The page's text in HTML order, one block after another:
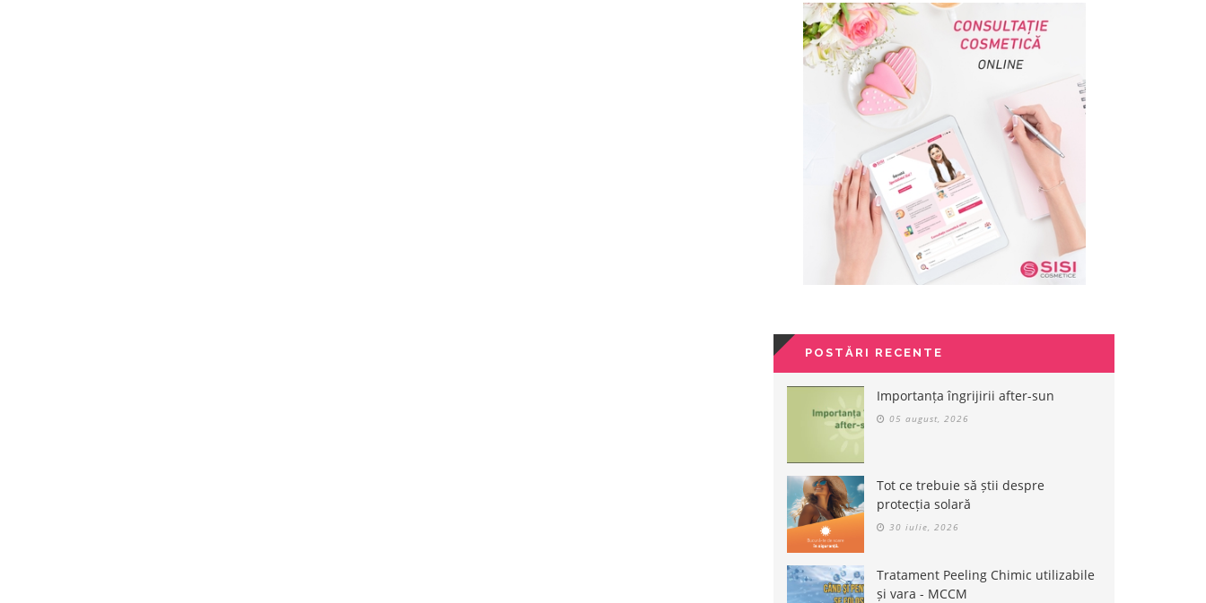
POSTĂRI RECENTE
Importanța îngrijirii after-sun
05 august, 2026
Tot ce trebuie să știi despre
protecția solară
30 iulie, 2026
Tratament Peeling Chimic utilizabile
și vara - MCCM